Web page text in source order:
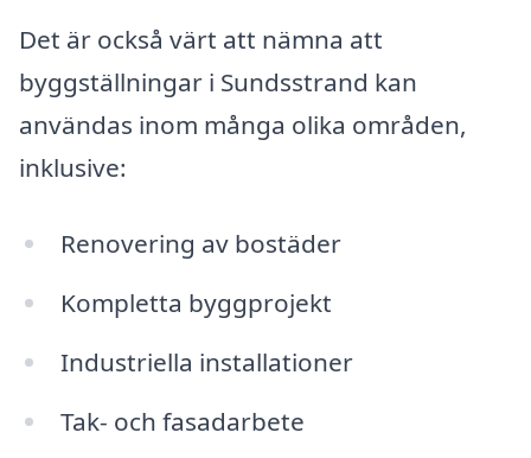
Det är också värt att nämna att
byggställningar i Sundsstrand kan
användas inom många olika områden,
inklusive:
Renovering av bostäder
Kompletta byggprojekt
Industriella installationer
Tak- och fasadarbete